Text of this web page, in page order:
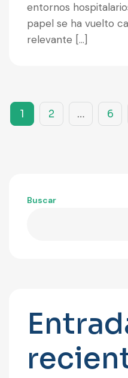
entornos
papel se ha vuelto
relevante […]
1 2 … 6
Buscar